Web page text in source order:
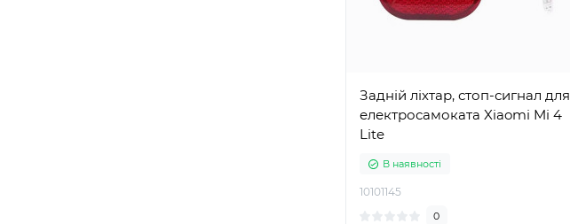
Задній ліхтар, стоп-сигнал для
електросамоката Xiaomi Mi 4
Lite
В наявності
10101145
0